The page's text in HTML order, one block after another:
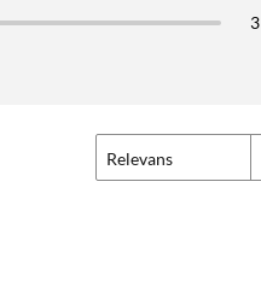
3
Relevans